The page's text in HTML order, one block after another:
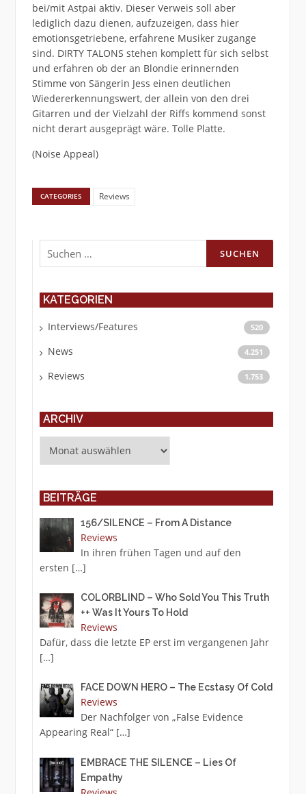
bei/mit Astpai aktiv. Dieser Verweis soll aber
lediglich dazu dienen, aufzuzeigen, dass hier
emotionsgetriebene, erfahrene Musiker zugange
sind. DIRTY TALONS stehen komplett für sich selbst
und erfahren ob der an Blondie erinnernden
Stimme von Sängerin Jess einen deutlichen
Wiedererkennungswert, der allein von den drei
Gitarren und der Vielzahl der Riffs kommend sonst
nicht derart ausgeprägt wäre. Tolle Platte.
(Noise Appeal)
CATEGORIES Reviews
Suchen
nach:
KATEGORIEN
Interviews/Features 520
News 4.251
Reviews 1.753
ARCHIV
BEITRÄGE
156/SILENCE – From A Distance
Reviews
In ihren frühen Tagen und auf den
ersten […]
COLORBLIND – Who Sold You This Truth
++ Was It Yours To Hold
Reviews
Dafür, dass die letzte EP erst im vergangenen Jahr
[…]
FACE DOWN HERO – The Ecstasy Of Cold
Reviews
Der Nachfolger von „False Evidence
Appearing Real“ […]
EMBRACE THE SILENCE – Lies Of
Empathy